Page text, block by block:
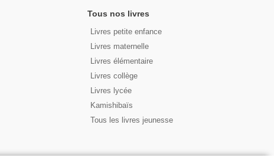
Tous nos livres
Livres petite enfance
Livres maternelle
Livres élémentaire
Livres collège
Livres lycée
Kamishibaïs
Tous les livres jeunesse